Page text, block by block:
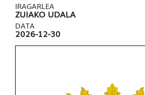
IRAGARLEA
ZUIAKO UDALA
DATA
2026-12-30